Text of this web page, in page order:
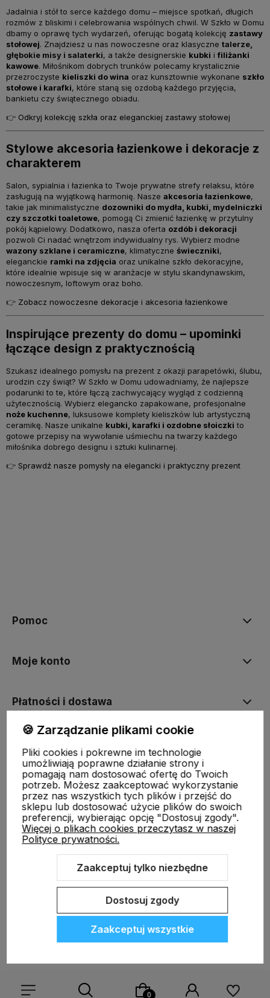
Jadalnia i stół to serce każdego domu – miejsce spotkań, długich
rozmów z bliskimi i celebrowania wspólnych chwil. W Szkło w Domu
dbamy o oprawę tych wydarzeń, oferując bogatą kolekcję zastawy
stołowej. Znajdziesz u nas nowoczesne oraz klasyczne talerze,
głębokie misy i salaterki, a także designerskie kubki ifiliżanki
kawowe. Miłośnikom dobrych trunków polecamy krystalicznie
przezroczyste kieliszki do wina oraz kunsztownie wykonane szkło
stołowe i karafki, które staną się ozdobą każdego przyjęcia,
bankietu czy świątecznego obiadu.
👉 Odkryj kolekcję szkła oraz eleganckiej zastawy stołowej
Stylowe akcesoria łazienkowe i dekoracje z
charakterem
Salon, sypialnia i łazienka to Twoje prywatne strefy relaksu, które
zasługują na wyjątkową harmonię. Nasze akcesoria łazienkowe,
takie jak minimalistyczne dozowniki do mydła, kubki, mydelniczki
czy szczotki toaletowe, pomogą Ci zmienić łazienkę w przytulny
pokój kąpielowy. Dodatkowo, nasza oferta ozdób i dekoracji
pozwoli Ci nadać wnętrzom indywidualny rys. Wybierz modne
wazony szklane i ceramiczne, klimatyczne świeczniki,
eleganckie ramki na zdjęcia oraz unikalne szkło dekoracyjne,
które idealnie wpisuje się w aranżacje w stylu skandynawskim,
nowoczesnym, loftowym oraz boho.
👉 Zobacz nowoczesne dekoracje i akcesoria łazienkowe
Inspirujące prezenty do domu – upominki
łączące design z praktycznością
Szukasz idealnego pomysłu na prezent z okazji parapetówki, ślubu,
urodzin czy świąt? W Szkło w Domu udowadniamy, że najlepsze
podarunki to te, które łączą zachwycający wygląd z codzienną
użytecznością. Wybierz elegancko zapakowane, profesjonalne
noże kuchenne, luksusowe komplety kieliszków lub artystyczną
ceramikę. Nasze unikalne kubki, karafki i ozdobne słoiczki to
gotowe przepisy na wywołanie uśmiechu na twarzy każdego
miłośnika dobrego designu i sztuki kulinarnej.
👉 Sprawdź nasze pomysły na elegancki i praktyczny prezent
Pomoc
Moje konto
Płatności i dostawa
O nas
Sklep internetowy Shoper.pl Szablon Shoper Modern 3.0™
🍪 Zarządzanie plikami cookie
Pliki cookies i pokrewne im technologie
umożliwiają poprawne działanie strony i
pomagają nam dostosować ofertę do Twoich
potrzeb. Możesz zaakceptować wykorzystanie
przez nas wszystkich tych plików i przejść do
sklepu lub dostosować użycie plików do swoich
preferencji, wybierając opcję "Dostosuj zgody".
Więcej o plikach cookies przeczytasz w naszej
Polityce prywatności.
Zaakceptuj tylko niezbędne
Dostosuj zgody
Zaakceptuj wszystkie
ODBIERZ RABAT 5% NA PIERWSZE ZAKUPY!
Tak, chcę się zapisać.